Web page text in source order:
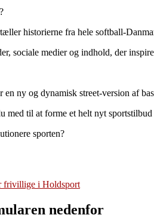
historierne fra hele softball-
sociale medier og indhold, der
ny og dynamisk street-version af
med til at forme et helt nyt
sporten?
frivillige i Holdsport
nedenfor